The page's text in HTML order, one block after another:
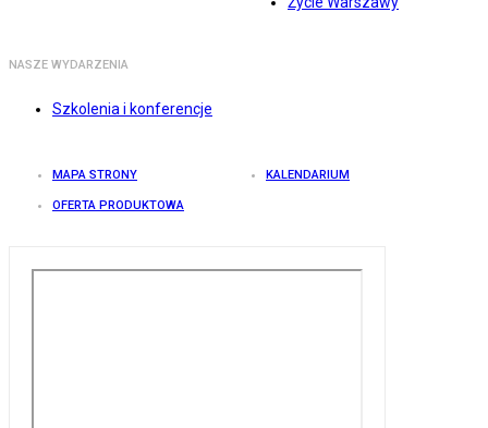
NASZE WYDARZENIA
Szkolenia i konferencje
MAPA STRONY KALENDARIUM
OFERTA PRODUKTOWA